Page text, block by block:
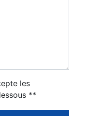
les
**